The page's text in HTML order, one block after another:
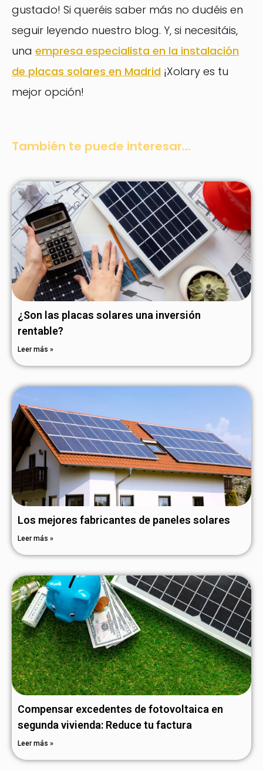
gustado! Si queréis saber más no dudéis en
seguir leyendo nuestro blog. Y, si necesitáis,
una empresa especialista en la instalación
de placas solares en Madrid ¡Xolary es tu
mejor opción!
También te puede interesar...
¿Son las placas solares una inversión
rentable?
Leer más »
Los mejores fabricantes de paneles solares
Leer más »
Compensar excedentes de fotovoltaica en
segunda vivienda: Reduce tu factura
Leer más »